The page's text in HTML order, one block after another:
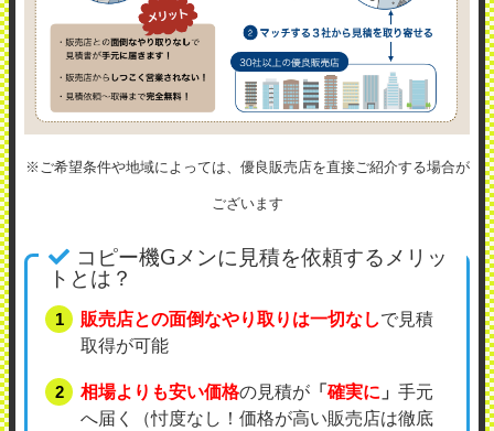
※ご希望条件や地域によっては、優良販売店を直接ご紹介する場合が
ございます
コピー機Gメンに見積を依頼するメリッ
トとは？
販売店との面倒なやり取りは一切なしで見積
取得が可能
相場よりも安い価格の見積が 「確実に 」 手元
へ届く（忖度なし！価格が高い販売店は徹底